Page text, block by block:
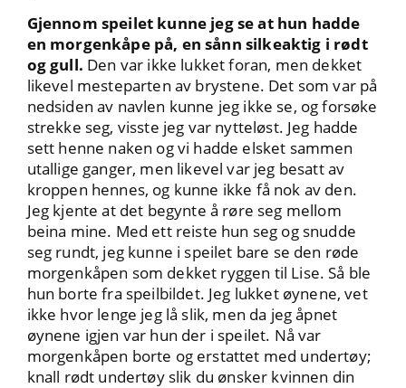
Gjennom speilet kunne jeg se at hun hadde
en morgenkåpe på, en sånn silkeaktig i rødt
og gull. Den var ikke lukket foran, men dekket
likevel mesteparten av brystene. Det som var på
nedsiden av navlen kunne jeg ikke se, og forsøke
strekke seg, visste jeg var nytteløst. Jeg hadde
sett henne naken og vi hadde elsket sammen
utallige ganger, men likevel var jeg besatt av
kroppen hennes, og kunne ikke få nok av den.
Jeg kjente at det begynte å røre seg mellom
beina mine. Med ett reiste hun seg og snudde
seg rundt, jeg kunne i speilet bare se den røde
morgenkåpen som dekket ryggen til Lise. Så ble
hun borte fra speilbildet. Jeg lukket øynene, vet
ikke hvor lenge jeg lå slik, men da jeg åpnet
øynene igjen var hun der i speilet. Nå var
morgenkåpen borte og erstattet med undertøy;
knall rødt undertøy slik du ønsker kvinnen din